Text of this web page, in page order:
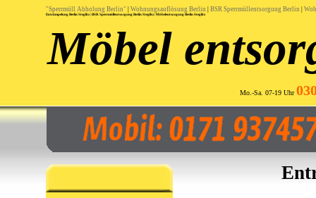
"Sperrmüll Abholung Berlin" Wohnungsauflösung Berlin BSR Sperrmüllentsorgung Berlin
Entrümpelung Berlin Steglitz | BSR Sperrmüllentsorgung Berlin Steglitz | Möbelentsorgung Berlin Steglitz
Möbel
Mo.-Sa. 07-19 Uhr